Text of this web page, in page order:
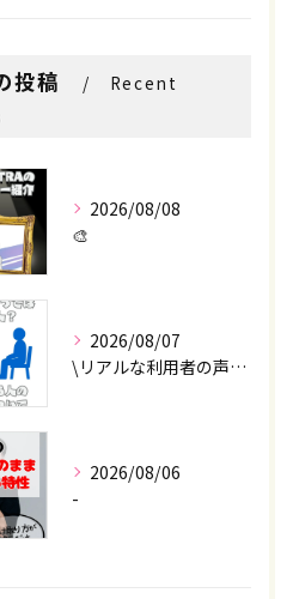
投稿
Recent
2026/08/08
🎨
2026/08/07
\リアルな利用者の声📣/
2026/08/06
-